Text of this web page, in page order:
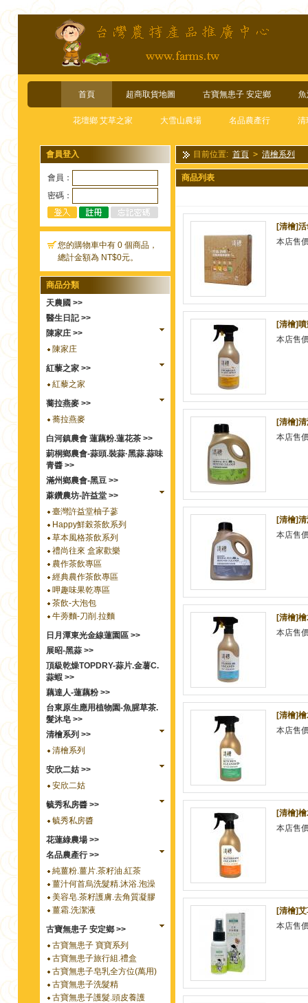
首頁 超商取貨地圖 古寶無患子 安定鄉
花壇鄉 艾草之家 大雪山農場 名品農產行 清
會員登入
會員：
密碼：
您的購物車中有 0 個商品，
總計金額為 NT$0元。
商品分類
天農國 >>
醫生日記 >>
陳家庄 >>
陳家庄
紅藜之家 >>
紅藜之家
蕎拉燕麥 >>
蕎拉燕麥
白河鎮農會 蓮藕粉.蓮花茶 >>
莿桐鄉農會-蒜頭.裝蒜·黑蒜.蒜味
青醬 >>
滿州鄉農會-黑豆 >>
蔴鑽農坊-許益堂 >>
臺灣許益堂柚子蔘
Happy鮮榖茶飲系列
草本風格茶飲系列
禮尚往來 盒家歡樂
農作茶飲專區
經典農作茶飲專區
呷趣味果乾專區
茶飲-大泡包
牛蒡麵-刀削.拉麵
日月潭東光金線蓮園區 >>
展昭-黑蒜 >>
頂級乾燥TOPDRY-蒜片.金薯C.
蒜蝦 >>
藕達人-蓮藕粉 >>
台東原生應用植物園-魚腥草茶.
髮沐皂 >>
清檜系列 >>
清檜系列
安欣二姑 >>
安欣二姑
毓秀私房醬 >>
毓秀私房醬
花蓮綠農場 >>
名品農產行 >>
純薑粉.薑片.茶籽油.紅茶
薑汁何首烏洗髮精.沐浴.泡澡
美容皂.茶籽護膚.去角質凝膠
薑霜.洗潔液
古寶無患子 安定鄉 >>
古寶無患子 寶寶系列
古寶無患子旅行組.禮盒
古寶無患子皂乳全方位(萬用)
古寶無患子洗髮精
古寶無患子護髮.頭皮養護
目前位置: 首頁 > 清檜系列
商品列表
[清檜]
本店售
[清檜]
本店售
[清檜]
本店售
[清檜]
本店售
[清檜]
本店售
[清檜]
本店售
[清檜]
本店售
[清檜]
本店售